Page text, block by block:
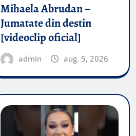
Mihaela Abrudan –
Jumatate din destin
[videoclip oficial]
admin aug. 5, 2026